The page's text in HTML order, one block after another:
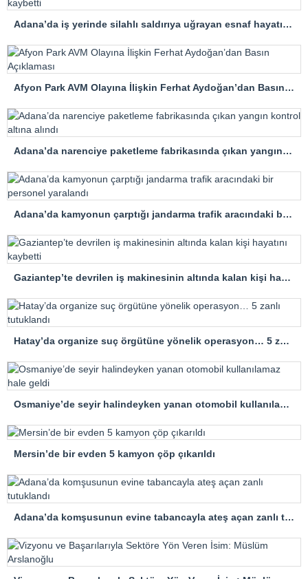
Adana’da iş yerinde silahlı saldırıya uğrayan esnaf hayatını kaybetti
Afyon Park AVM Olayına İlişkin Ferhat Aydoğan’dan Basın Açıklaması
Adana’da narenciye paketleme fabrikasında çıkan yangın kontrol altına alındı
Adana’da kamyonun çarptığı jandarma trafik aracındaki bir personel yaralandı
Gaziantep’te devrilen iş makinesinin altında kalan kişi hayatını kaybetti
Hatay’da organize suç örgütüne yönelik operasyon… 5 zanlı tutuklandı
Osmaniye’de seyir halindeyken yanan otomobil kullanılamaz hale geldi
Mersin’de bir evden 5 kamyon çöp çıkarıldı
Adana’da komşusunun evine tabancayla ateş açan zanlı tutuklandı